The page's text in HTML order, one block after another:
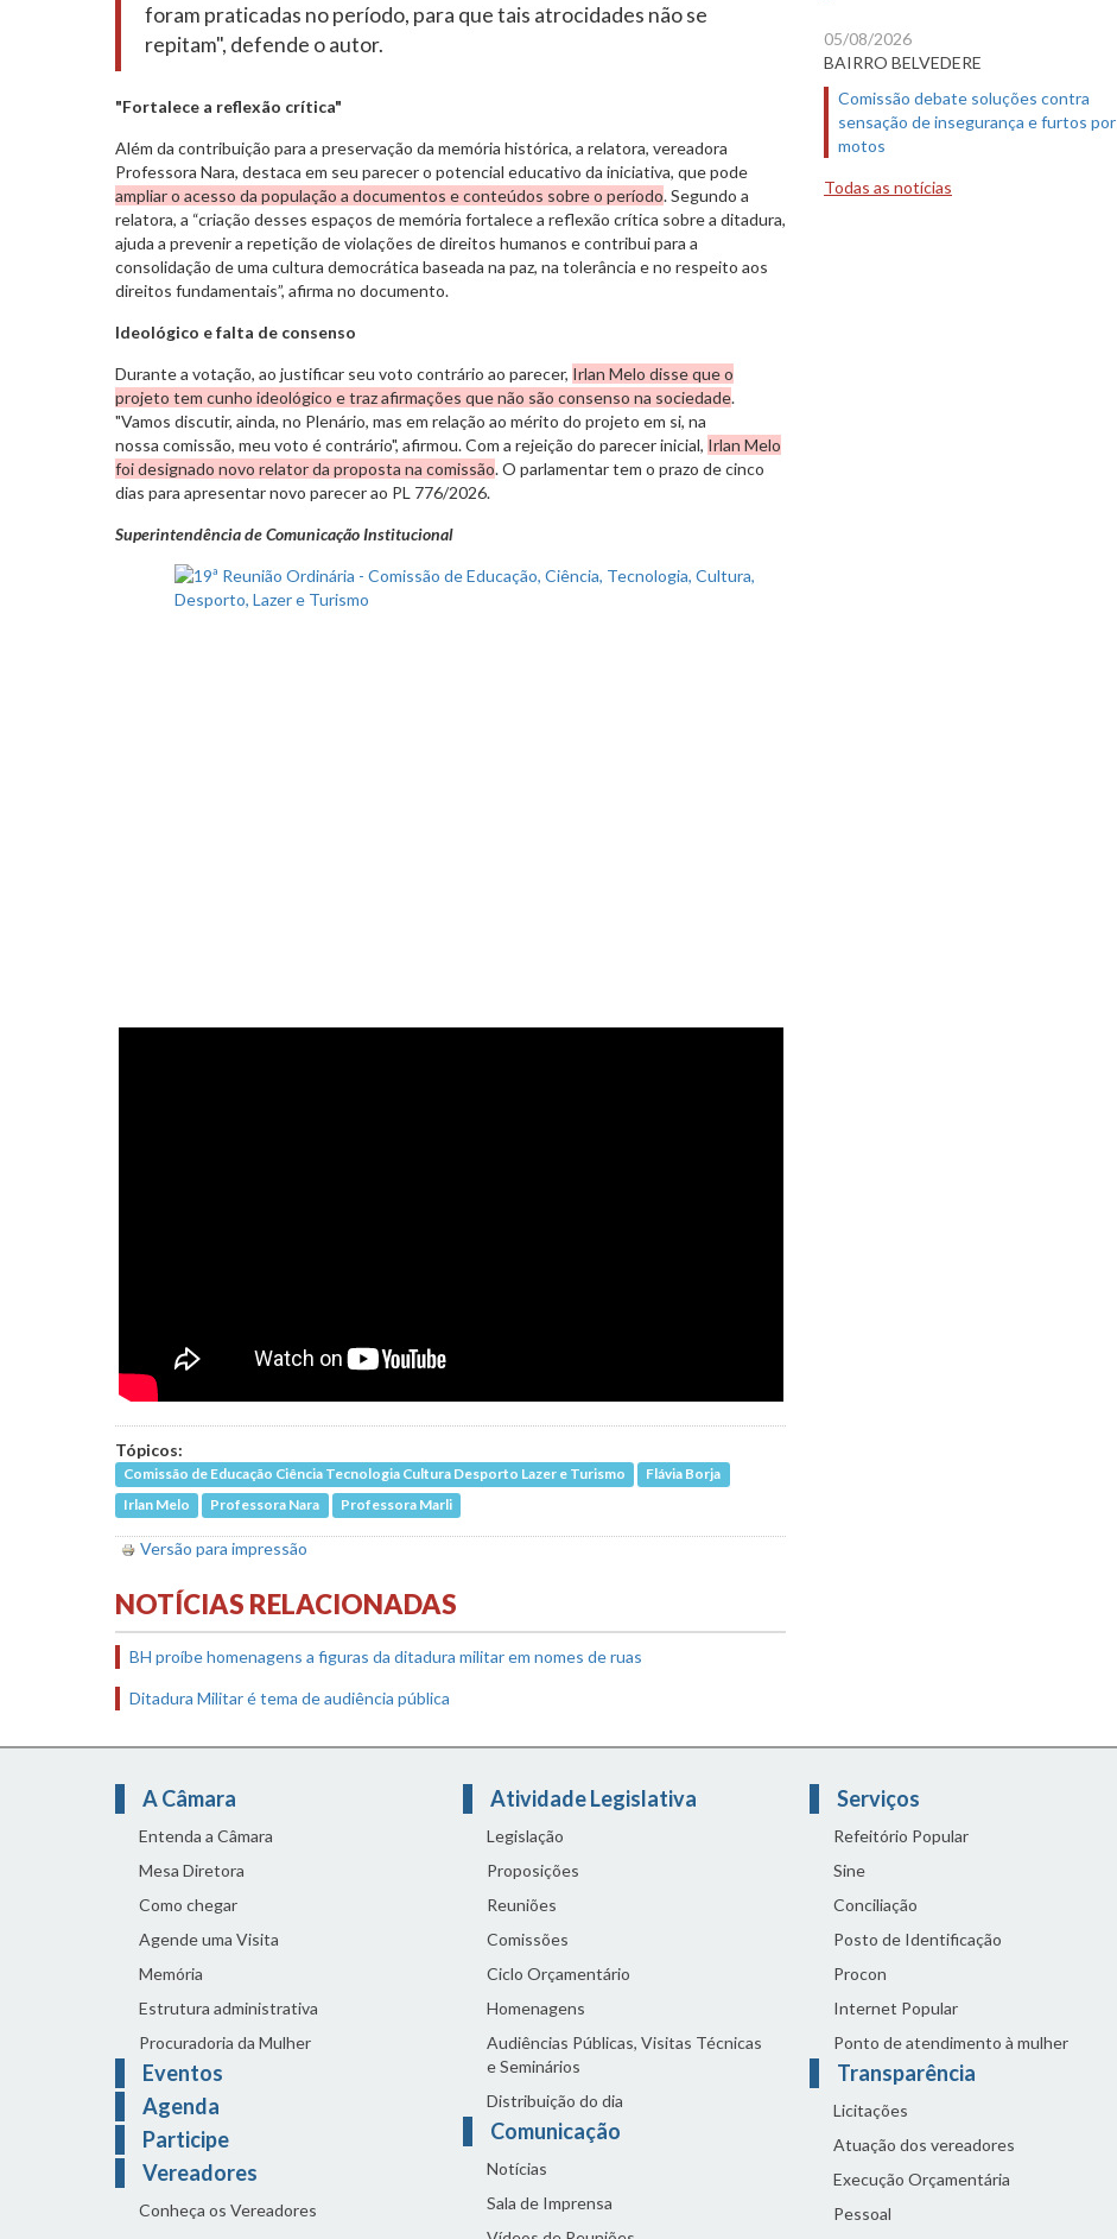
foram praticadas no período, para que tais atrocidades não se
repitam", defende o autor.
"Fortalece a reflexão crítica"
Além da contribuição para a preservação da memória histórica, a relatora, vereadora
Professora Nara, destaca em seu parecer o potencial educativo da iniciativa, que pode
ampliar o acesso da população a documentos e conteúdos sobre o período. Segundo a
relatora, a “criação desses espaços de memória fortalece a reflexão crítica sobre a ditadura,
ajuda a prevenir a repetição de violações de direitos humanos e contribui para a
consolidação de uma cultura democrática baseada na paz, na tolerância e no respeito aos
direitos fundamentais”, afirma no documento.
Ideológico e falta de consenso
Durante a votação, ao justificar seu voto contrário ao parecer, Irlan Melo disse que o
projeto tem cunho ideológico e traz afirmações que não são consenso na sociedade.
"Vamos discutir, ainda, no Plenário, mas em relação ao mérito do projeto em si, na
nossa comissão, meu voto é contrário", afirmou. Com a rejeição do parecer inicial, Irlan Melo
foi designado novo relator da proposta na comissão. O parlamentar tem o prazo de cinco
dias para apresentar novo parecer ao PL 776/2026.
Superintendência de Comunicação Institucional
Tópicos:
Comissão de Educação Ciência Tecnologia Cultura Desporto Lazer e Turismo
Flávia Borja
Irlan Melo
Professora Nara Professora Marli
Versão para impressão
NOTÍCIAS RELACIONADAS
BH proíbe homenagens a figuras da ditadura militar em nomes de ruas
Ditadura Militar é tema de audiência pública
05/08/2026
BAIRRO BELVEDERE
Comissão debate soluções contra
sensação de insegurança e furtos por
motos
Todas as notícias
A Câmara
Entenda a Câmara
Mesa Diretora
Como chegar
Agende uma Visita
Memória
Estrutura administrativa
Procuradoria da Mulher
Eventos
Agenda
Participe
Vereadores
Conheça os Vereadores
Atividade Legislativa
Legislação
Proposições
Reuniões
Comissões
Ciclo Orçamentário
Homenagens
Audiências Públicas, Visitas Técnicas
e Seminários
Distribuição do dia
Comunicação
Notícias
Sala de Imprensa
Serviços
Refeitório Popular
Sine
Conciliação
Posto de Identificação
Procon
Internet Popular
Ponto de atendimento à mulher
Transparência
Licitações
Atuação dos vereadores
Execução Orçamentária
Pessoal